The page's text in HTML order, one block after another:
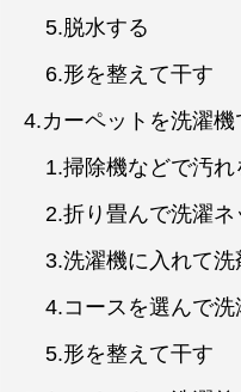
5.脱水する
6.形を整えて干す
4.カーペットを洗濯
1.掃除機などで汚れ
2.折り畳んで洗濯ネ
3.洗濯機に入れて洗
4.コースを選んで洗
5.形を整えて干す